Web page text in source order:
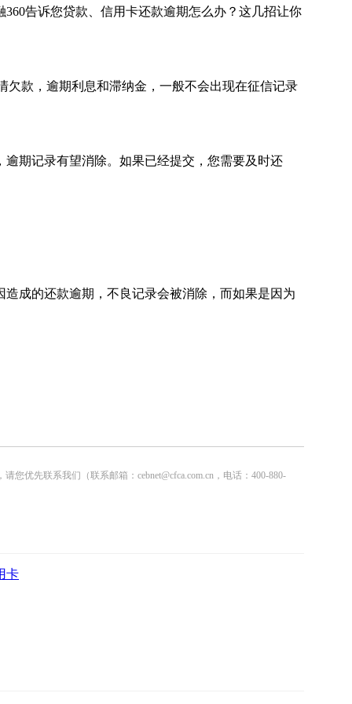
告诉您贷款、信用卡还款逾期怎么办？这几招让你
款，逾期利息和滞纳金，一般不会出现在征信记录
期记录有望消除。如果已经提交，您需要及时还
成的还款逾期，不良记录会被消除，而如果是因为
优先联系我们（联系邮箱：cebnet@cfca.com.cn，电话：400-880-
卡